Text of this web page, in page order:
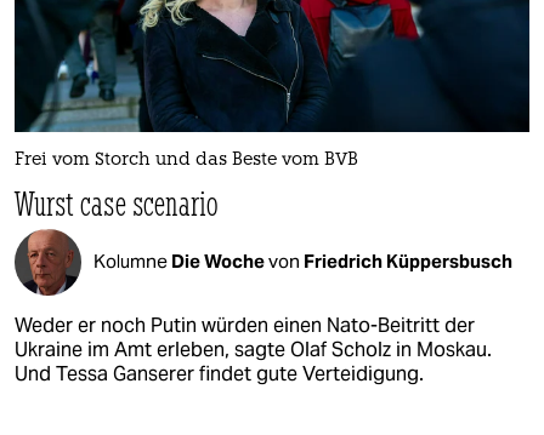
Frei vom Storch und das Beste vom BVB
Wurst case scenario
Kolumne Die Wochevon Friedrich Küppersbusch
Weder er noch Putin würden einen Nato-Beitritt der
Ukraine im Amt erleben, sagte Olaf Scholz in Moskau.
Und Tessa Ganserer findet gute Verteidigung.